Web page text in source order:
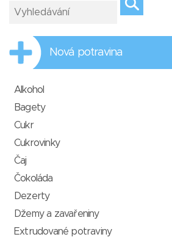
Nová potravina
Alkohol
Bagety
Cukr
Cukrovinky
Čaj
Čokoláda
Dezerty
Džemy a zavařeniny
Extrudované potraviny